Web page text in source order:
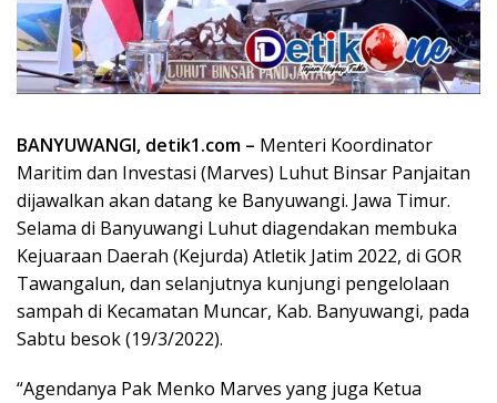
BANYUWANGI, detik1.com – Menteri Koordinator
Maritim dan Investasi (Marves) Luhut Binsar Panjaitan
dijawalkan akan datang ke Banyuwangi. Jawa Timur.
Selama di Banyuwangi Luhut diagendakan membuka
Kejuaraan Daerah (Kejurda) Atletik Jatim 2022, di GOR
Tawangalun, dan selanjutnya kunjungi pengelolaan
sampah di Kecamatan Muncar, Kab. Banyuwangi, pada
Sabtu besok (19/3/2022).
“Agendanya Pak Menko Marves yang juga Ketua